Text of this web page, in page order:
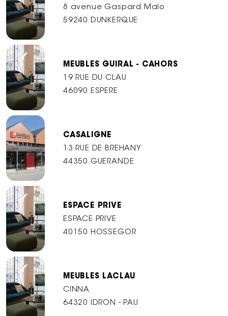
8 avenue Gaspard Malo
59240 DUNKERQUE
MEUBLES GUIRAL - CAHORS
19 RUE DU CLAU
46090 ESPERE
CASALIGNE
13 RUE DE BREHANY
44350 GUERANDE
ESPACE PRIVE
ESPACE PRIVE
40150 HOSSEGOR
MEUBLES LACLAU
CINNA
64320 IDRON - PAU